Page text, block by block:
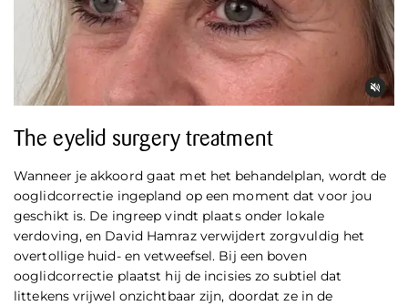
The eyelid surgery treatment
Wanneer je akkoord gaat met het behandelplan, wordt de
ooglidcorrectie ingepland op een moment dat voor jou
geschikt is. De ingreep vindt plaats onder lokale
verdoving, en David Hamraz verwijdert zorgvuldig het
overtollige huid- en vetweefsel. Bij een boven
ooglidcorrectie plaatst hij de incisies zo subtiel dat
littekens vrijwel onzichtbaar zijn, doordat ze in de